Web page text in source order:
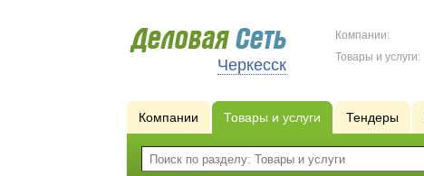
Черкесск
Компании:
Товары и услуги:
Компании Товары и услуги Тендеры